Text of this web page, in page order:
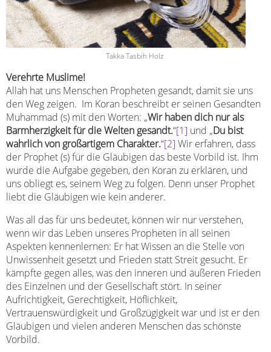
Takka Tasbih Holz
Verehrte Muslime!
Allah hat uns Menschen Propheten gesandt, damit sie uns
den Weg zeigen. Im Koran beschreibt er seinen Gesandten
Muhammad (s) mit den Worten: „Wir haben dich nur als
Barmherzigkeit für die Welten gesandt.“[1] und „Du bist
wahrlich von großartigem Charakter.“[2] Wir erfahren, dass
der Prophet (s) für die Gläubigen das beste Vorbild ist. Ihm
wurde die Aufgabe gegeben, den Koran zu erklären, und
uns obliegt es, seinem Weg zu folgen. Denn unser Prophet
liebt die Gläubigen wie kein anderer.
Was all das für uns bedeutet, können wir nur verstehen,
wenn wir das Leben unseres Propheten in all seinen
Aspekten kennenlernen: Er hat Wissen an die Stelle von
Unwissenheit gesetzt und Frieden statt Streit gesucht. Er
kämpfte gegen alles, was den inneren und äußeren Frieden
des Einzelnen und der Gesellschaft stört. In seiner
Aufrichtigkeit, Gerechtigkeit, Höflichkeit,
Vertrauenswürdigkeit und Großzügigkeit war und ist er den
Gläubigen und vielen anderen Menschen das schönste
Vorbild.